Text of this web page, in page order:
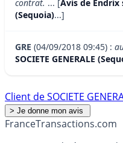
contrat. ... [Avis de Endrix
(Sequoia)...]
GRE (04/09/2018 09:45) :
SOCIETE GENERALE
Client de SOCIETE
FranceTransactions.com